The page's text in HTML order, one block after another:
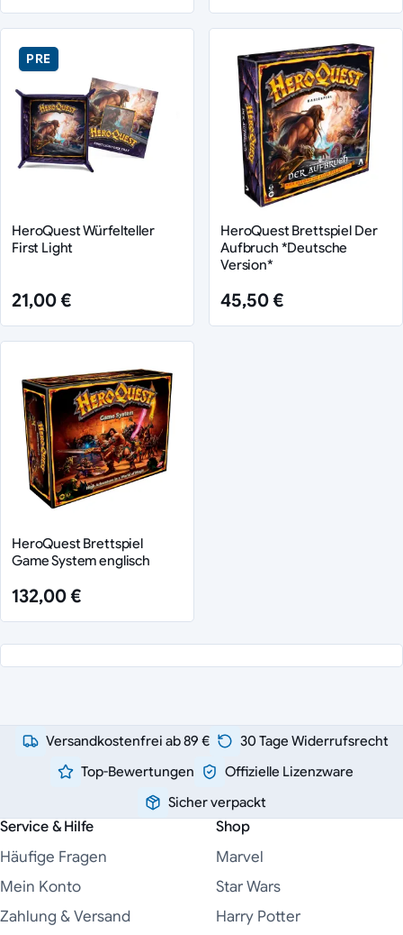
PRE
HeroQuest Würfelteller
First Light
21,00 €
HeroQuest Brettspiel Der
Aufbruch *Deutsche
Version*
45,50 €
HeroQuest Brettspiel
Game System englisch
132,00 €
Versandkostenfrei ab 89 €
30 Tage Widerrufsrecht
Top-Bewertungen
Offizielle Lizenzware
Sicher verpackt
Service & Hilfe
Häufige Fragen
Mein Konto
Zahlung & Versand
Shop
Marvel
Star Wars
Harry Potter